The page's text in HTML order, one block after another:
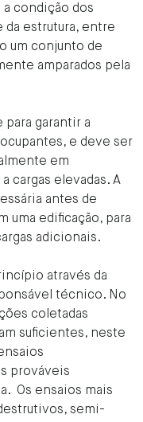
a condição dos
da estrutura, entre
um conjunto de
amparados pela
para garantir a
e deve ser
em
cargas elevadas. A
antes de
uma edificação, para
adicionais.
através da
técnico. No
coletadas
suficientes, neste
prováveis
Os ensaios mais
semi-